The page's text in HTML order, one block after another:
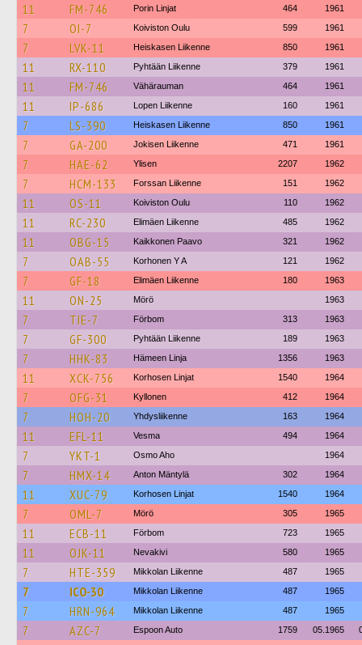
11 FM-746 Porin Linjat 464 1961
7 OI-7 Koiviston Oulu 599 1961
7 LVK-11 Heiskasen Liikenne 850 1961
11 RX-110 Pyhtään Liikenne 379 1961
11 FM-746 Vähärauman 464 1961
11 IP-686 Lopen Liikenne 160 1961
7 LS-390 Heiskasen Liikenne 850 1961
7 GA-200 Jokisen Liikenne 471 1961
7 HAE-62 Ylisen 2207 1962
7 HCM-133 Forssan Liikenne 151 1962
11 OS-11 Koiviston Oulu 110 1962
11 RC-230 Elimäen Liikenne 485 1962
11 OBG-15 Kaikkonen Paavo 321 1962
7 OAB-55 Korhonen Y A 121 1962
7 GF-18 Elimäen Liikenne 180 1963
11 ON-25 Mörö 1963
7 TIE-7 Förbom 313 1963
7 GF-300 Pyhtään Liikenne 189 1963
7 HHK-83 Hämeen Linja 1356 1963
11 XCK-756 Korhosen Linjat 1540 1964
7 OFG-31 Kyllonen 412 1964
7 HOH-20 Yhdysliikenne 163 1964
11 EFL-11 Vesma 494 1964
7 YKT-1 Osmo Aho 1964
7 HMX-14 Anton Mäntylä 302 1964
11 XUC-79 Korhosen Linjat 1540 1964
7 OML-7 Mörö 305 1965
11 ECB-11 Förbom 723 1965
11 OJK-11 Nevakivi 580 1965
7 HTE-359 Mikkolan Liikenne 487 1965
7 ICO-30 Mikkolan Liikenne 487 1965
7 HRN-964 Mikkolan Liikenne 487 1965
7 AZC-7 Espoon Auto 1759 05.1965